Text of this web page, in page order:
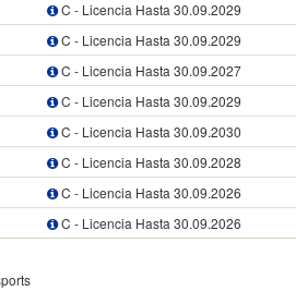
C - Licencia Hasta 30.09.2029
C - Licencia Hasta 30.09.2029
C - Licencia Hasta 30.09.2027
C - Licencia Hasta 30.09.2029
C - Licencia Hasta 30.09.2030
C - Licencia Hasta 30.09.2028
C - Licencia Hasta 30.09.2026
C - Licencia Hasta 30.09.2026